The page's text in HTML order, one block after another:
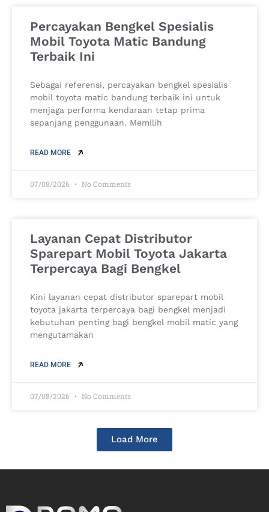
Percayakan Bengkel Spesialis
Mobil Toyota Matic Bandung
Terbaik Ini
Sebagai referensi, percayakan bengkel spesialis
mobil toyota matic bandung terbaik ini untuk
menjaga performa kendaraan tetap prima
sepanjang penggunaan. Memilih
READ MORE
07/08/2026 No Comments
Layanan Cepat Distributor
Sparepart Mobil Toyota Jakarta
Terpercaya Bagi Bengkel
Kini layanan cepat distributor sparepart mobil
toyota jakarta terpercaya bagi bengkel menjadi
kebutuhan penting bagi bengkel mobil matic yang
mengutamakan
READ MORE
07/08/2026 No Comments
Load More